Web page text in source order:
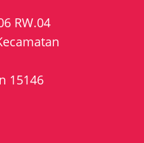
RW.04
15146